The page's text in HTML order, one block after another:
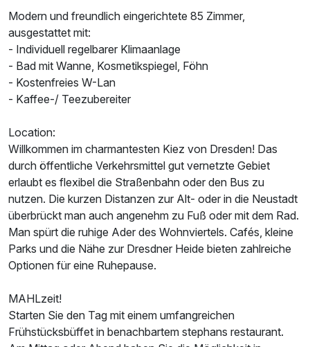
Ausstattung
Für 3 Tage p.P. ab89,00 €
Einzelzimmer
1 Erwachsenen und 1 Kind
Modern und freundlich eingerichtete 85 Zimmer,
ausgestattet mit:
- Individuell regelbarer Klimaanlage
- Bad mit Wanne, Kosmetikspiegel, Föhn
- Kostenfreies W-Lan
- Kaffee-/ Teezubereiter
Location:
Willkommen im charmantesten Kiez von Dresden! Das
durch öffentliche Verkehrsmittel gut vernetzte Gebiet
erlaubt es flexibel die Straßenbahn oder den Bus zu
nutzen. Die kurzen Distanzen zur Alt- oder in die Neustadt
überbrückt man auch angenehm zu Fuß oder mit dem Rad.
Man spürt die ruhige Ader des Wohnviertels. Cafés, kleine
Parks und die Nähe zur Dresdner Heide bieten zahlreiche
Optionen für eine Ruhepause.
MAHLzeit!
Starten Sie den Tag mit einem umfangreichen
Frühstücksbüffet in benachbartem stephans restaurant.